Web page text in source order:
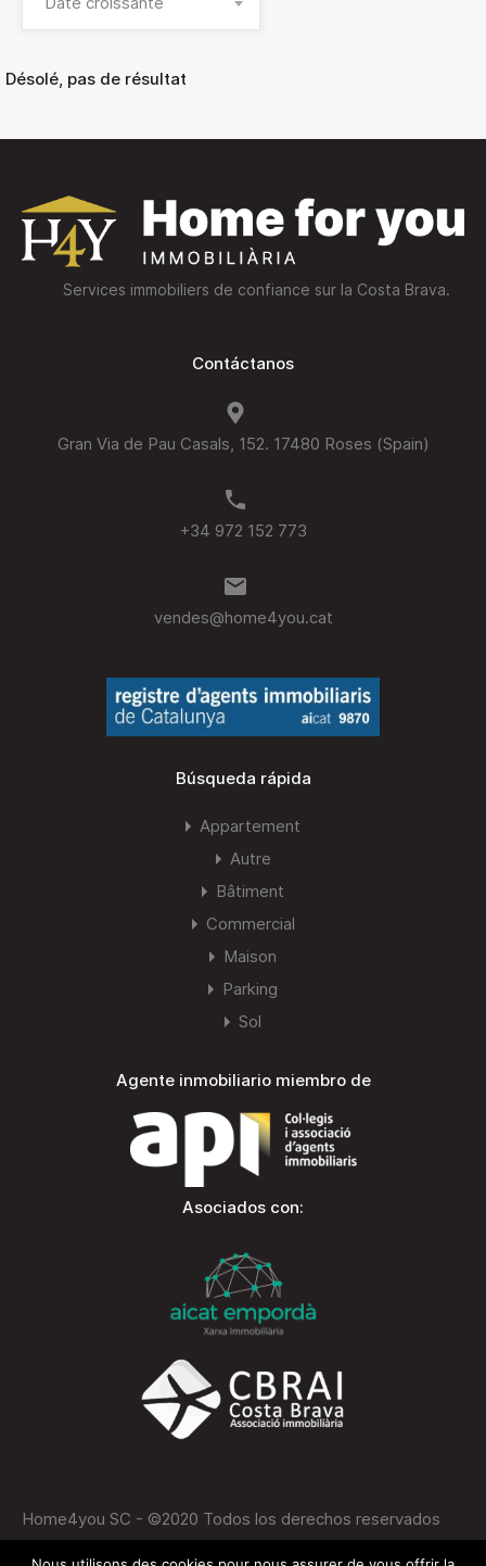
Désolé, pas de résultat
Services immobiliers de confiance sur la Costa Brava.
Contáctanos
Gran Via de Pau Casals, 152. 17480 Roses (Spain)
+34 972 152 773
vendes@home4you.cat
Búsqueda rápida
Appartement
Autre
Bâtiment
Commercial
Maison
Parking
Sol
Agente inmobiliario miembro de
Asociados con:
Home4you SC - ©2020 Todos los derechos reservados